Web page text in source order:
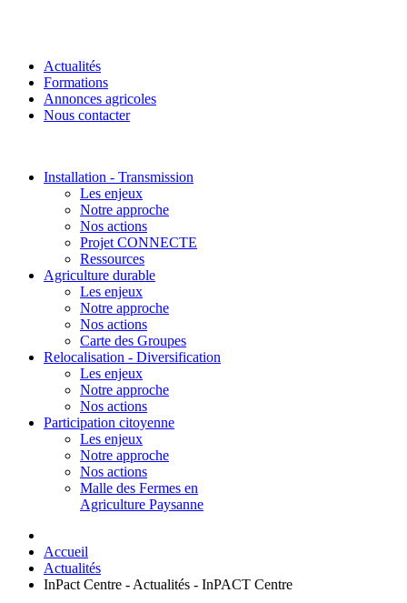
Actualités
Formations
Annonces agricoles
Nous contacter
Installation - Transmission
Les enjeux
Notre approche
Nos actions
Projet CONNECTE
Ressources
Agriculture durable
Les enjeux
Notre approche
Nos actions
Carte des Groupes
Relocalisation - Diversification
Les enjeux
Notre approche
Nos actions
Participation citoyenne
Les enjeux
Notre approche
Nos actions
Malle des Fermes en
Agriculture Paysanne
Accueil
Actualités
InPact Centre - Actualités - InPACT Centre